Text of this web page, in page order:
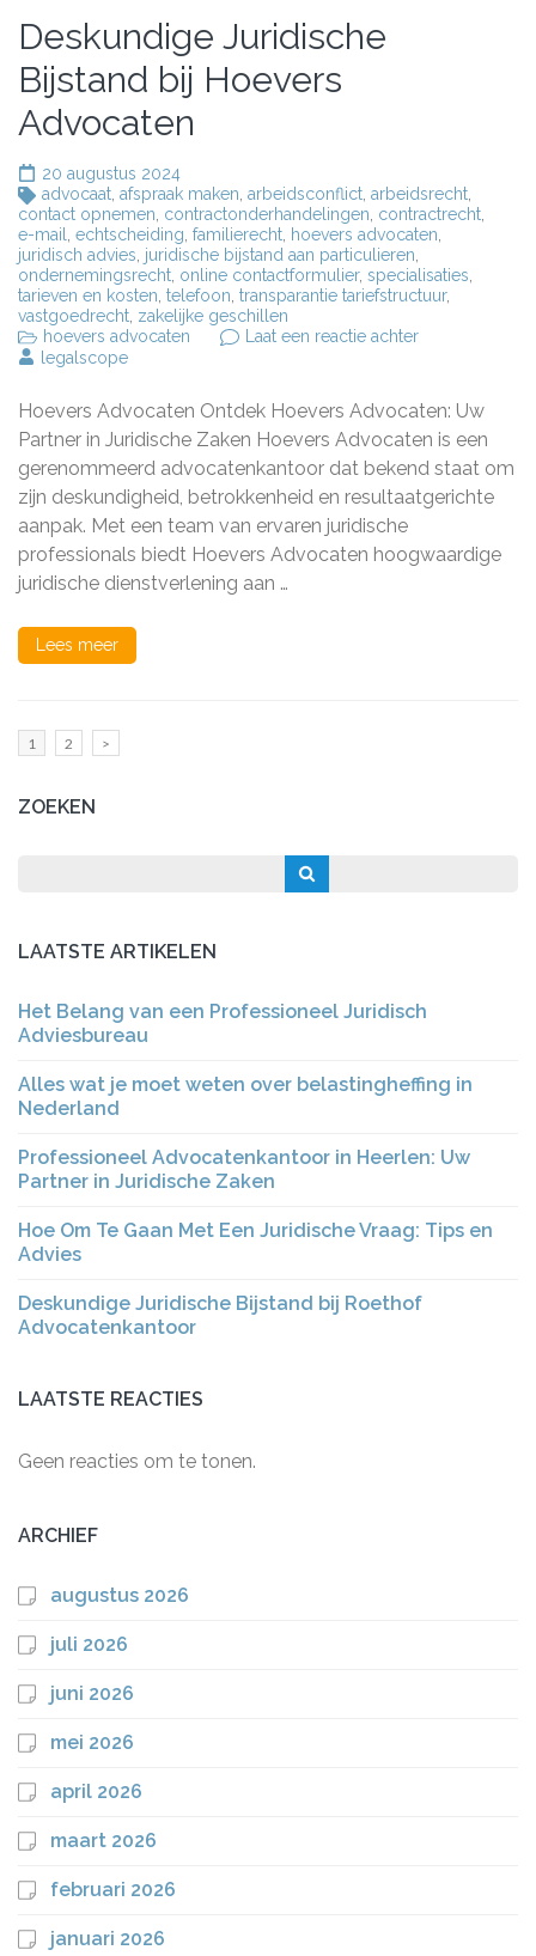
Deskundige Juridische
Bijstand bij Hoevers
Advocaten
20 augustus 2024
advocaat afspraak maken arbeidsconflict arbeidsrecht
contact opnemen contractonderhandelingen contractrecht
e-mail
echtscheiding familierecht hoevers advocaten
juridisch advies juridische bijstand aan particulieren
ondernemingsrecht online contactformulier, specialisaties
tarieven en kosten telefoon transparantie tariefstructuur,
vastgoedrecht zakelijke geschillen
hoevers advocaten
Laat een reactie achterop
bij
Hoevers
Advocaten
legalscope
Hoevers Advocaten Ontdek Hoevers Advocaten: Uw
Partner in Juridische Zaken Hoevers Advocaten is een
gerenommeerd advocatenkantoor dat bekend staat om
zijn deskundigheid, betrokkenheid en resultaatgerichte
aanpak. Met een team van ervaren juridische
professionals biedt Hoevers Advocaten hoogwaardige
juridische dienstverlening aan …
Lees meer
Berichten
Pagina
1 Pagina
2 >
ZOEKEN
LAATSTE ARTIKELEN
Het Belang van een Professioneel Juridisch
Adviesbureau
Alles wat je moet weten over belastingheffing in
Nederland
Professioneel Advocatenkantoor in Heerlen: Uw
Partner in Juridische Zaken
Hoe Om Te Gaan Met Een Juridische Vraag: Tips en
Advies
Deskundige Juridische Bijstand bij Roethof
Advocatenkantoor
LAATSTE REACTIES
Geen reacties om te tonen.
ARCHIEF
augustus 2026
juli 2026
juni 2026
mei 2026
april 2026
maart 2026
februari 2026
januari 2026